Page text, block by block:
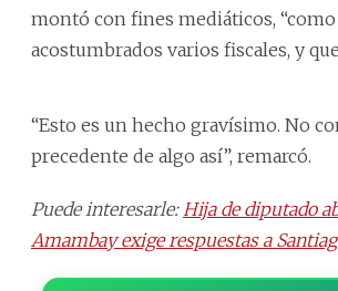
montó con fines mediáticos,
acostumbrados varios fiscales, y
“Esto es un hecho gravísimo. No
precedente de algo así”, remarcó.
Puede interesarle: Hija de diputado
Amambay exige respuestas a